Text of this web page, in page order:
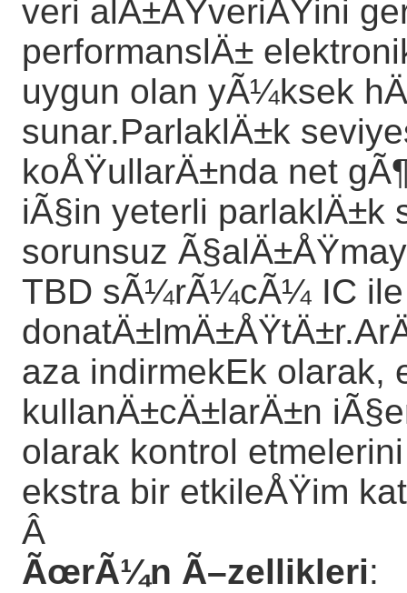
veri alÄ±ÅŸveriÅŸini
performanslÄ±
uygun olan yÃ¼ksek
sunar.ParlaklÄ±k
koÅŸullarÄ±nda net
iÃ§in yeterli parlaklÄ±k
sorunsuz
TBD sÃ¼rÃ¼cÃ¼ IC ile
aza indirmekEk olarak,
kullanÄ±cÄ±larÄ±n
olarak kontrol
ekstra bir etkileÅŸim
Â
ÃœrÃ¼n Ã–zellikleri: